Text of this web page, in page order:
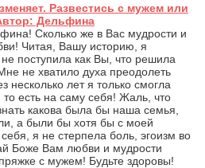
Развестись с мужем или
Дельфина
Сколько же в Вас мудрости и
Читая, Вашу историю, я
поступила как Вы, что решила
не хватило духа преодолеть
несколько лет я только смогла
то есть на саму себя! Жаль, что
какова была бы наша семья,
а были бы хотя бы с моей
я не стерпела боль, эгоизм во
Боже Вам любви и мудрости
с мужем! Будьте здоровы!